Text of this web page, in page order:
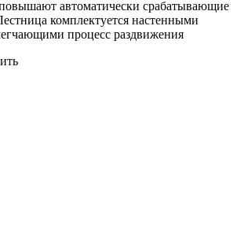
автоматически срабатывающие
комплектуется настенными
процесс раздвижения